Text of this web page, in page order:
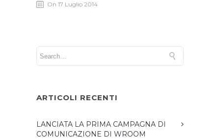
On 17 Luglio 2014
ARTICOLI RECENTI
LANCIATA LA PRIMA CAMPAGNA DI
COMUNICAZIONE DI WROOM